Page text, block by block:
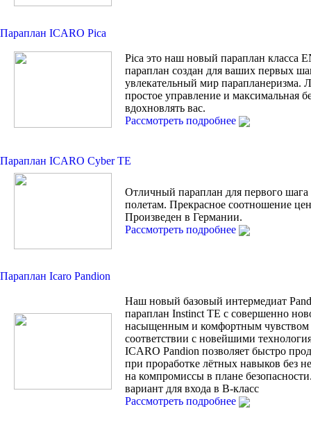
Параплан ICARO Pica
Pica это наш новый параплан класса
параплан создан для ваших первых
увлекательный мир парапланеризма.
простое управление и максимальная
вдохновлять вас.
Рассмотреть подробнее
Параплан ICARO Cyber TE
Отличный параплан для первого
полетам. Прекрасное соотношение
Произведен в Германии.
Рассмотреть подробнее
Параплан Icaro Pandion
Наш новый базовый интермедиат
параплан Instinct TE с совершенно
насыщенным и комфортным чувством
соответствии с новейшими
ICARO Pandion позволяет быстро
при проработке лётных навыков без
на компромиссы в плане
вариант для входа в В-класс
Рассмотреть подробнее